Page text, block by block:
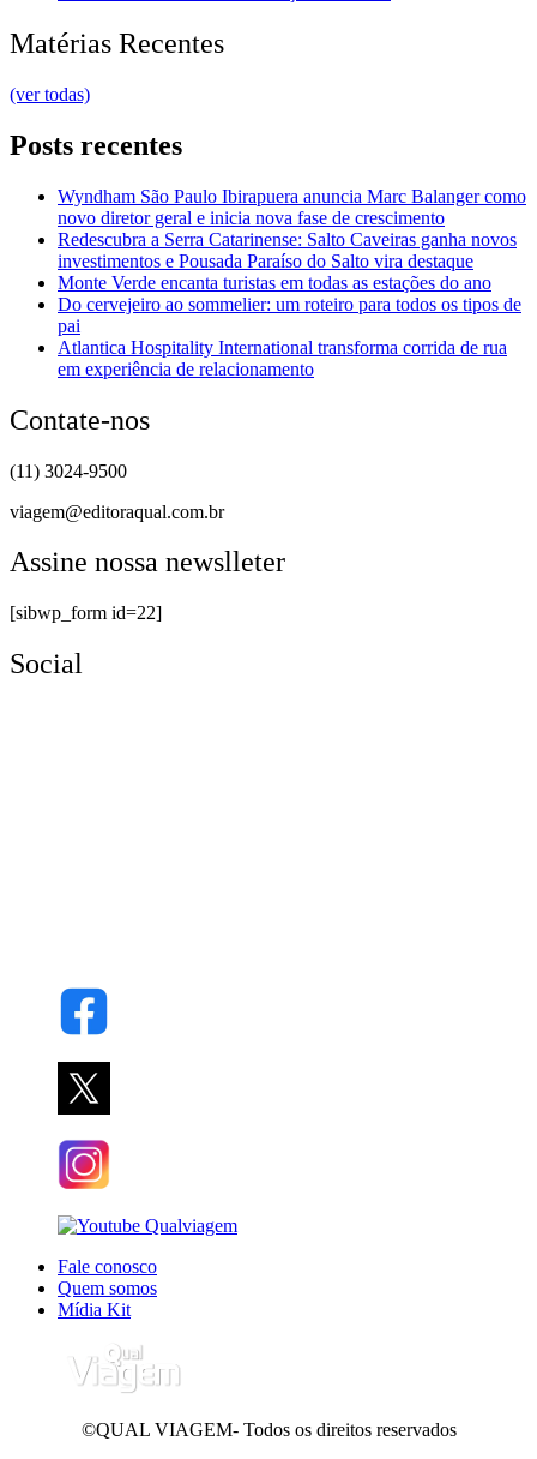
Matérias Recentes
(ver todas)
Posts recentes
Wyndham São Paulo Ibirapuera anuncia Marc Balanger como
novo diretor geral e inicia nova fase de crescimento
Redescubra a Serra Catarinense: Salto Caveiras ganha novos
investimentos e Pousada Paraíso do Salto vira destaque
Monte Verde encanta turistas em todas as estações do ano
Do cervejeiro ao sommelier: um roteiro para todos os tipos de
pai
Atlantica Hospitality International transforma corrida de rua
em experiência de relacionamento
Contate-nos
(11) 3024-9500
viagem@editoraqual.com.br
Assine nossa newslleter
[sibwp_form id=22]
Social
Fale conosco
Quem somos
Mídia Kit
©QUAL VIAGEM- Todos os direitos reservados